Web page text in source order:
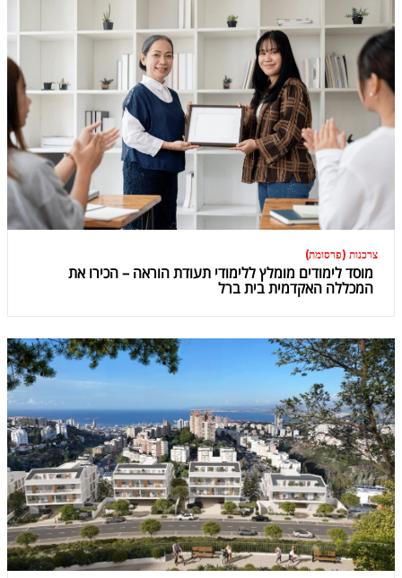
צרכנות (פרסומת)
מוסד לימודים מומלץ ללימודי תעודת הוראה – הכירו את
המכללה האקדמית בית ברל